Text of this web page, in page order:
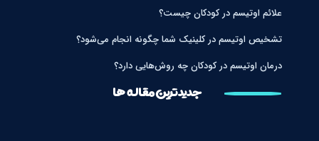
علائم اوتیسم در کودکان چیست؟
تشخیص اوتیسم در کلینیک شما چگونه انجام می‌شود؟
درمان اوتیسم در کودکان چه روش‌هایی دارد؟
جدیدترین مقاله ها